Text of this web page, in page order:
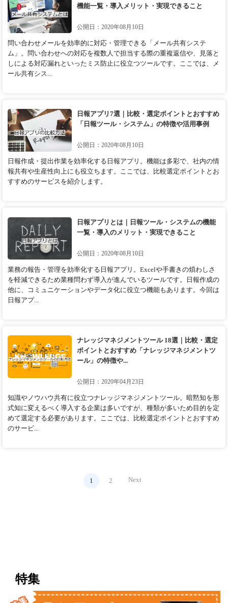
機能一覧・導入メリット・実現できること
公開日：2020年08月10日
問い合わせメールを効率的に対応・管理できる「メール共有システ
ム」。問い合わせへの対応を複数人で担当する際の重複返信や、見落と
しによる対応漏れといったミス防止に役立つツールです。ここでは、メ
ール共有シス...
日報アプリ7選｜比較・選定ポイントとおすすめ
「日報ツール・システム」の特徴や活用事例
公開日：2020年08月10日
日報作成・提出作業を効率化する日報アプリ。機能は多彩で、社内の情
報共有や生産性向上にも役立ちます。ここでは、比較選定ポイントとお
すすめのサービスを紹介します。
日報アプリとは｜日報ツール・システムの機能
一覧・導入のメリット・実現できること
公開日：2020年08月10日
業務の報告・管理を効率化する日報アプリ。Excelや手書きの煩わしさ
を軽減できるため業種問わず導入が進んでいるツールです。日報作成の
他に、コミュニケーションやデータ化に役立つ機能もあります。今回は
日報アプ...
ナレッジマネジメントツール 18選｜比較・選定
ポイントとおすすめ「ナレッジマネジメントツ
ール」の特徴や...
公開日：2020年04月23日
知識やノウハウ共有に役立つナレッジマネジメントツール。暗黙知を形
式知に変えるべく導入する企業は多いですが、種類が多いため目的を定
めて選定する必要があります。ここでは、比較選定ポイントとおすすめ
のサービ...
1 2 Next
特集